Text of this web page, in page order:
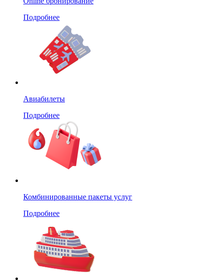
Подробнее
Авиабилеты
Подробнее
Комбинированные пакеты услуг
Подробнее